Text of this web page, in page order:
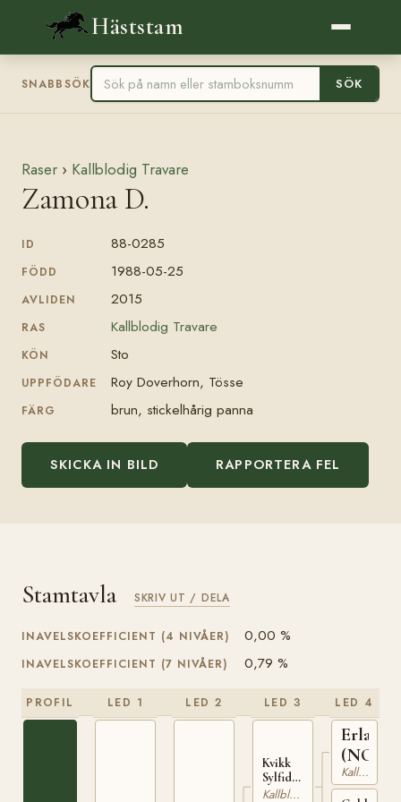
Häststam
SNABBSÖK SÖK
Raser › Kallblodig Travare
Zamona D.
ID 88-0285
FÖDD 1988-05-25
AVLIDEN 2015
RAS Kallblodig Travare
KÖN Sto
UPPFÖDARE Roy Doverhorn, Tösse
FÄRG brun, stickelhårig panna
SKICKA IN BILD RAPPORTERA FEL
Stamtavla SKRIV UT / DELA
INAVELSKOEFFICIENT (4 NIVÅER) 0,00 %
INAVELSKOEFFICIENT (7 NIVÅER) 0,79 %
PROFIL LED 1 LED 2 LED 3
Kvikk
Sylfiden
(NO)Kallblodig Travare
LED 4
(NO)
Kallblodig Travare